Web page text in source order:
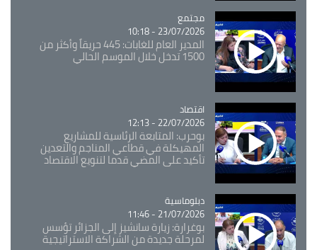
Catégorie
مجتمع
23/07/2026 - 10:18
المدير العام للغابات: 445 حريقاً وأكثر من
1500 تدخل خلال الموسم الحالي
Catégorie
اقتصاد
22/07/2026 - 12:13
بوحرب: المتابعة الرئاسية للمشاريع
المهيكلة في قطاعي المناجم والتعدين
تأكيد على المضي قدما لتنويع الاقتصاد
Catégorie
دبلوماسية
21/07/2026 - 11:46
بوغرارة: زيارة سانشيز إلى الجزائر تؤسس
لمرحلة جديدة من الشراكة الاستراتيجية